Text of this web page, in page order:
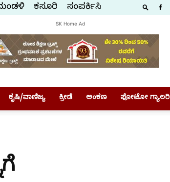
ಕಸ್ತೂರಿ ಸಂಪರ್ಕಿಸಿ
SK Home Ad
ಕೃಷಿ/ವಾಣಿಜ್ಯ ಕ್ರೀಡೆ ಅಂಕಣ ಫೋಟೋ ಗ್ಯಾಲರಿ